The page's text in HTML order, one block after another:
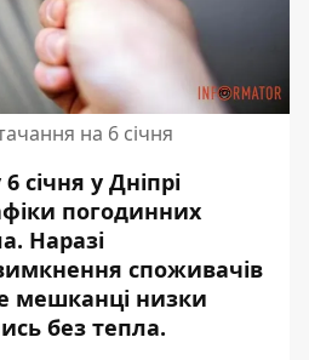
на 6 січня
січня у Дніпрі
погодинних
Наразі
споживачів
мешканці низки
без тепла.